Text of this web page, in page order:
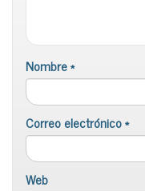
Nombre*
Correo electrónico*
Web